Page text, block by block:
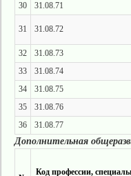
30
31.08.71
31 31.08.72
32
31.08.73
33
31.08.74
34
31.08.75
35
31.08.76
36
31.08.77
Дополнительная
Код профессии,